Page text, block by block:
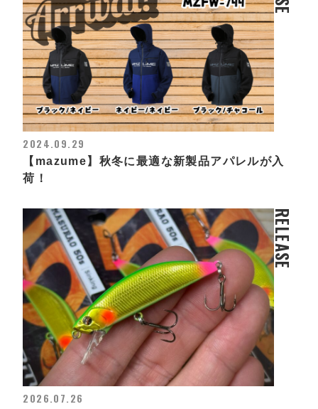
2024.09.29
【mazume】秋冬に最適な新製品アパレルが入
荷！
RELEASE
2026.07.26